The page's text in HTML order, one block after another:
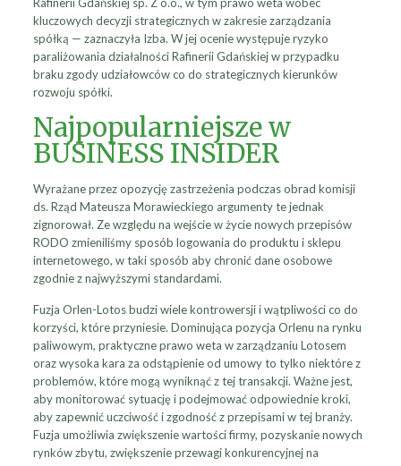
kluczowych decyzji strategicznych w zakresie zarządzania
spółką — zaznaczyła Izba. W jej ocenie występuje ryzyko
paraliżowania działalności Rafinerii Gdańskiej w przypadku
braku zgody udziałowców co do strategicznych kierunków
rozwoju spółki.
Najpopularniejsze w
BUSINESS INSIDER
Wyrażane przez opozycję zastrzeżenia podczas obrad komisji
ds. Rząd Mateusza Morawieckiego argumenty te jednak
zignorował. Ze względu na wejście w życie nowych przepisów
RODO zmieniliśmy sposób logowania do produktu i sklepu
internetowego, w taki sposób aby chronić dane osobowe
zgodnie z najwyższymi standardami.
Fuzja Orlen-Lotos budzi wiele kontrowersji i wątpliwości co do
korzyści, które przyniesie. Dominująca pozycja Orlenu na rynku
paliwowym, praktyczne prawo weta w zarządzaniu Lotosem
oraz wysoka kara za odstąpienie od umowy to tylko niektóre z
problemów, które mogą wyniknąć z tej transakcji. Ważne jest,
aby monitorować sytuację i podejmować odpowiednie kroki,
aby zapewnić uczciwość i zgodność z przepisami w tej branży.
Fuzja umożliwia zwiększenie wartości firmy, pozyskanie nowych
rynków zbytu, zwiększenie przewagi konkurencyjnej na